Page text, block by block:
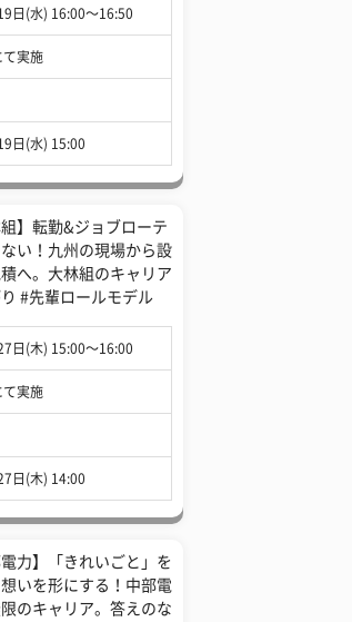
日(水) 16:00〜16:50
て実施
日(水) 15:00
組】転勤&ジョブローテ
い！九州の現場から設
へ。大林組のキャリア
#先輩ロールモデル
日(木) 15:00〜16:00
て実施
日(木) 14:00
電力】「きれいごと」を
いを形にする！中部電
のキャリア。答えのな